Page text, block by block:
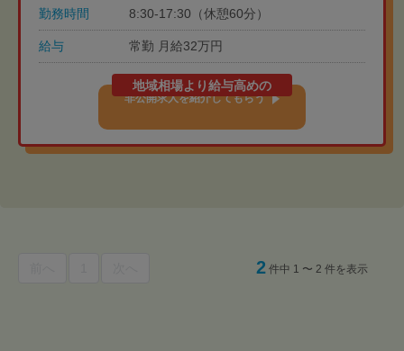
勤務時間 8:30-17:30（休憩60分）
給与 常勤 月給32万円
地域相場より給与高めの
非公開求人を紹介してもらう
2 件中 1 〜 2 件を表示